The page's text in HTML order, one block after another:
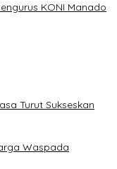
KONI Manado
Turut Sukseskan
Waspada